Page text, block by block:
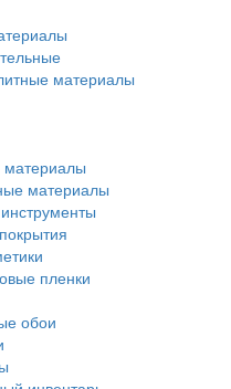
материалы
материалы
материалы
пленки
обои